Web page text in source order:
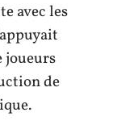
avec les
joueurs
de